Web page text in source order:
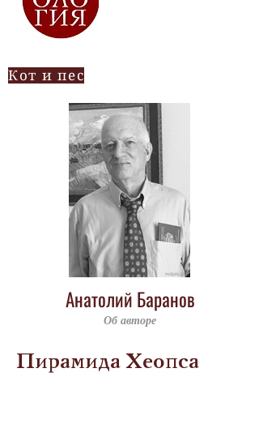
Кот и пес
Анатолий Баранов
Об авторе
Пирамида Хеопса